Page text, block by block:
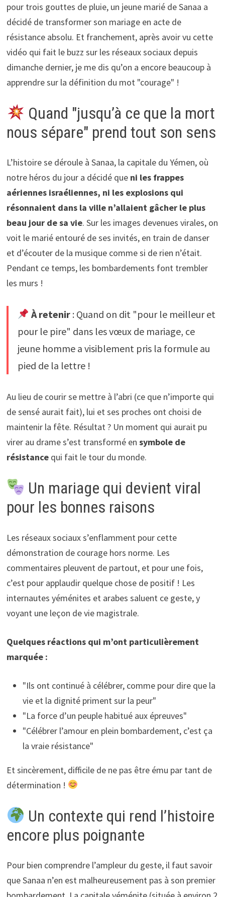
pour trois gouttes de pluie, un jeune marié de Sanaa a
décidé de transformer son mariage en acte de
résistance absolu. Et franchement, après avoir vu cette
vidéo qui fait le buzz sur les réseaux sociaux depuis
dimanche dernier, je me dis qu’on a encore beaucoup à
apprendre sur la définition du mot "courage" !
Quand "jusqu’à ce que la mort
nous sépare" prend tout son sens
L’histoire se déroule à Sanaa, la capitale du Yémen, où
notre héros du jour a décidé que ni les frappes
aériennes israéliennes, ni les explosions qui
résonnaient dans la ville n’allaient gâcher le plus
beau jour de sa vie. Sur les images devenues virales, on
voit le marié entouré de ses invités, en train de danser
et d’écouter de la musique comme si de rien n’était.
Pendant ce temps, les bombardements font trembler
les murs !
À retenir: Quand on dit "pour le meilleur et
pour le pire" dans les vœux de mariage, ce
jeune homme a visiblement pris la formule au
pied de la lettre !
Au lieu de courir se mettre à l’abri (ce que n’importe qui
de sensé aurait fait), lui et ses proches ont choisi de
maintenir la fête. Résultat ? Un moment qui aurait pu
virer au drame s’est transformé en symbole de
résistancequi fait le tour du monde.
Un mariage qui devient viral
pour les bonnes raisons
Les réseaux sociaux s’enflamment pour cette
démonstration de courage hors norme. Les
commentaires pleuvent de partout, et pour une fois,
c’est pour applaudir quelque chose de positif ! Les
internautes yéménites et arabes saluent ce geste, y
voyant une leçon de vie magistrale.
Quelques réactions qui m’ont particulièrement
marquée :
"Ils ont continué à célébrer, comme pour dire que la
vie et la dignité priment sur la peur"
"La force d’un peuple habitué aux épreuves"
"Célébrer l’amour en plein bombardement, c’est ça
la vraie résistance"
Et sincèrement, difficile de ne pas être ému par tant de
détermination !
Un contexte qui rend l’histoire
encore plus poignante
Pour bien comprendre l’ampleur du geste, il faut savoir
que Sanaa n’en est malheureusement pas à son premier